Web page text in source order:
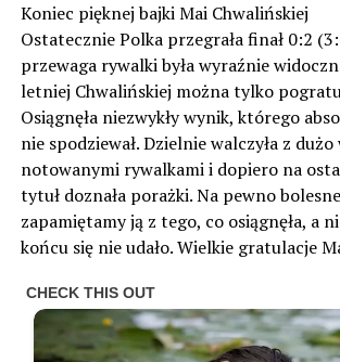
Koniec pięknej bajki Mai Chwalińskiej
Ostatecznie Polka przegrała finał 0:2
przewaga rywalki była wyraźnie
letniej Chwalińskiej można tylko
Osiągnęła niezwykły wynik, którego
nie spodziewał. Dzielnie walczyła z dużo
notowanymi rywalkami i dopiero na
tytuł doznała porażki. Na pewno
zapamiętamy ją z tego, co osiągnęła, a
końcu się nie udało. Wielkie gratulacje